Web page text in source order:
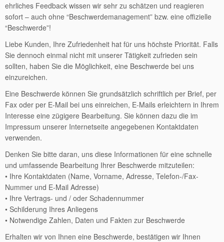
ehrliches Feedback wissen wir sehr zu schätzen und reagieren
sofort – auch ohne “Beschwerdemanagement” bzw. eine offizielle
“Beschwerde”!
Liebe Kunden, Ihre Zufriedenheit hat für uns höchste Priorität. Falls
Sie dennoch einmal nicht mit unserer Tätigkeit zufrieden sein
sollten, haben Sie die Möglichkeit, eine Beschwerde bei uns
einzureichen.
Eine Beschwerde können Sie grundsätzlich schriftlich per Brief, per
Fax oder per E-Mail bei uns einreichen, E-Mails erleichtern in Ihrem
Interesse eine zügigere Bearbeitung. Sie können dazu die im
Impressum unserer Internetseite angegebenen Kontaktdaten
verwenden.
Denken Sie bitte daran, uns diese Informationen für eine schnelle
und umfassende Bearbeitung Ihrer Beschwerde mitzuteilen:
• Ihre Kontaktdaten (Name, Vorname, Adresse, Telefon-/Fax-
Nummer und E-Mail Adresse)
• Ihre Vertrags- und / oder Schadennummer
• Schilderung Ihres Anliegens
• Notwendige Zahlen, Daten und Fakten zur Beschwerde
Erhalten wir von Ihnen eine Beschwerde, bestätigen wir Ihnen